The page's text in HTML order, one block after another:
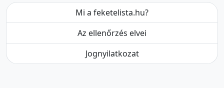
Mi a feketelista.hu?
Az ellenőrzés elvei
Jognyilatkozat